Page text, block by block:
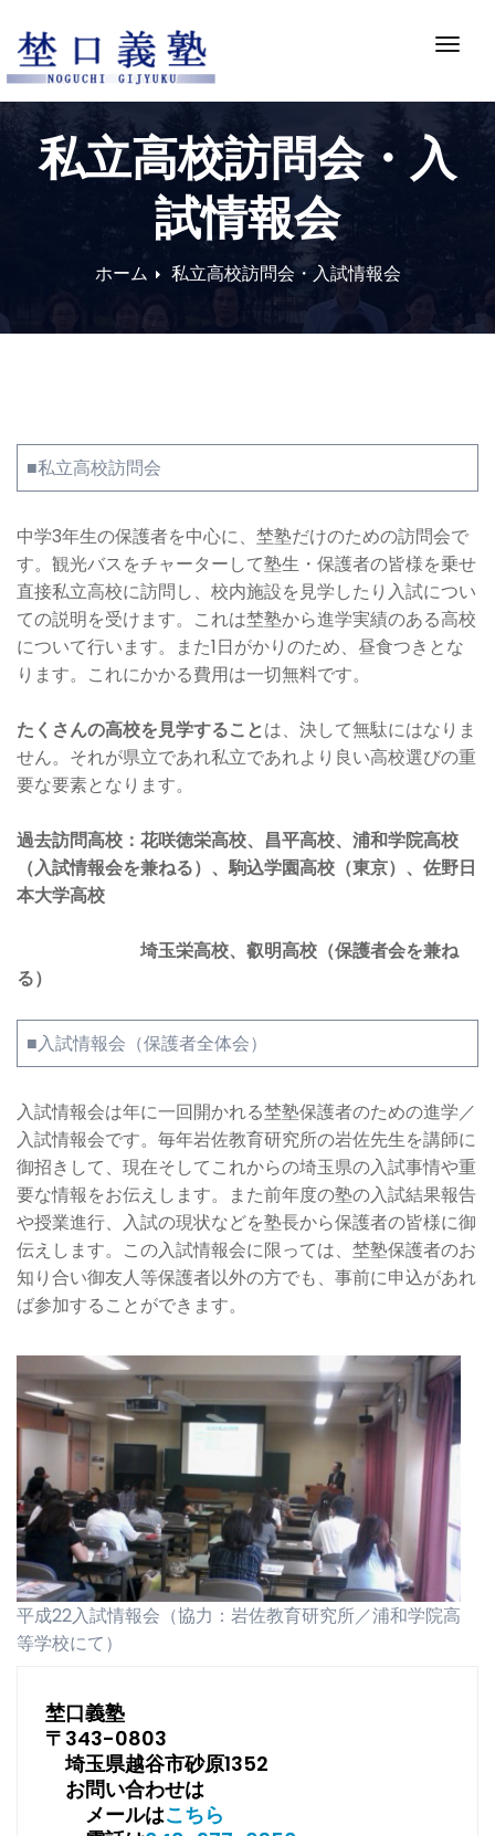
content
ナ
ゲ
ョ
り
え
私立高校訪問会・入
試情報会
ホーム 私立高校訪問会・入試情報会
■私立高校訪問会
中学3年生の保護者を中心に、埜塾だけのための訪問会で
す。観光バスをチャーターして塾生・保護者の皆様を乗せ
直接私立高校に訪問し、校内施設を見学したり入試につい
ての説明を受けます。これは埜塾から進学実績のある高校
について行います。また1日がかりのため、昼食つきとな
ります。これにかかる費用は一切無料です。
たくさんの高校を見学することは、決して無駄にはなりま
せん。それが県立であれ私立であれより良い高校選びの重
要な要素となります。
過去訪問高校：花咲徳栄高校、昌平高校、浦和学院高校
（入試情報会を兼ねる）、駒込学園高校（東京）、佐野日
本大学高校
埼玉栄高校、叡明高校（保護者会を兼ね
る）
■入試情報会（保護者全体会）
入試情報会は年に一回開かれる埜塾保護者のための進学／
入試情報会です。毎年岩佐教育研究所の岩佐先生を講師に
御招きして、現在そしてこれからの埼玉県の入試事情や重
要な情報をお伝えします。また前年度の塾の入試結果報告
や授業進行、入試の現状などを塾長から保護者の皆様に御
伝えします。この入試情報会に限っては、埜塾保護者のお
知り合い御友人等保護者以外の方でも、事前に申込があれ
ば参加することができます。
平成22入試情報会（協力：岩佐教育研究所／浦和学院高
等学校にて）
埜口義塾
〒343-0803
埼玉県越谷市砂原1352
お問い合わせは
メールはこちら